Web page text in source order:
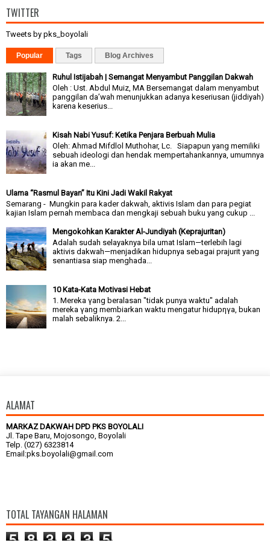
TWITTER
Tweets by pks_boyolali
Popular Tags Blog Archives
Ruhul Istijabah | Semangat Menyambut Panggilan Dakwah
Oleh : Ust. Abdul Muiz, MA Bersemangat dalam menyambut
panggilan da’wah menunjukkan adanya keseriusan (jiddiyah)
karena keserius...
Kisah Nabi Yusuf: Ketika Penjara Berbuah Mulia
Oleh: Ahmad Mifdlol Muthohar, Lc. Siapapun yang memiliki
sebuah ideologi dan hendak mempertahankannya, umumnya
ia akan me...
Ulama “Rasmul Bayan” Itu Kini Jadi Wakil Rakyat
Semarang - Mungkin para kader dakwah, aktivis Islam dan para pegiat
kajian Islam pernah membaca dan mengkaji sebuah buku yang cukup ...
Mengokohkan Karakter Al-Jundiyah (Keprajuritan)
Adalah sudah selayaknya bila umat Islam—terlebih lagi
aktivis dakwah—menjadikan hidupnya sebagai prajurit yang
senantiasa siap menghada...
10 Kata-Kata Motivasi Hebat
1. Mereka γang beralasan "tidak punya waktu" adalah
mereka γang membiarkan waktu mengatur hidupηγa, bukan
malah sebaliknya. 2...
ALAMAT
MARKAZ DAKWAH DPD PKS BOYOLALI
Jl. Tape Baru, Mojosongo, Boyolali
Telp. (027) 6323814
Email:pks.boyolali@gmail.com
TOTAL TAYANGAN HALAMAN